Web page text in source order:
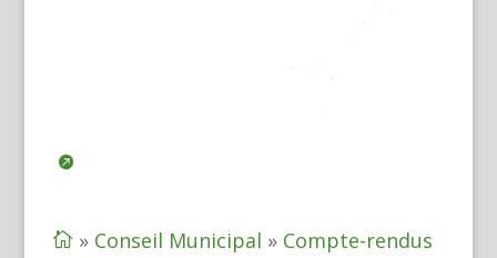
» Conseil Municipal » Compte-rendus